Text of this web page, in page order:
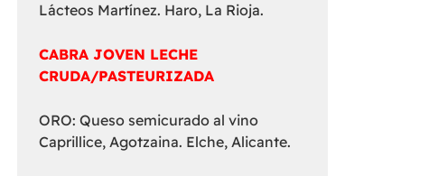
Lácteos Martínez. Haro, La Rioja.
CABRA JOVEN LECHE
CRUDA/PASTEURIZADA
ORO: Queso semicurado al vino
Caprillice, Agotzaina. Elche, Alicante.